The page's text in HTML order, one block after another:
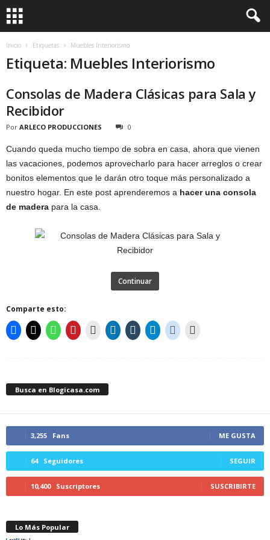
Inicio Etiquetas Muebles Interiorismo
Etiqueta: Muebles Interiorismo
Consolas de Madera Clásicas para Sala y
Recibidor
Por ARLECO PRODUCCIONES 0
Cuando queda mucho tiempo de sobra en casa, ahora que vienen
las vacaciones, podemos aprovecharlo para hacer arreglos o crear
bonitos elementos que le darán otro toque más personalizado a
nuestro hogar. En este post aprenderemos a hacer una consola
de madera para la casa.
Continuar
Comparte esto:
Busca en Blogicasa.com
3,255 Fans ME GUSTA
64 Seguidores SEGUIR
10,400 Suscriptores SUSCRIBIRTE
Lo Más Popular